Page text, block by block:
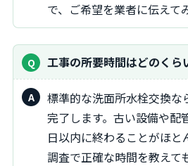
で、ご希望を業者に伝えて
工事の所要時間はどのくら
標準的な洗面所水栓交換なら、1～2時間程度で
完了します。古い設備や配
日以内に終わることがほと
調査で正確な時間を教えて